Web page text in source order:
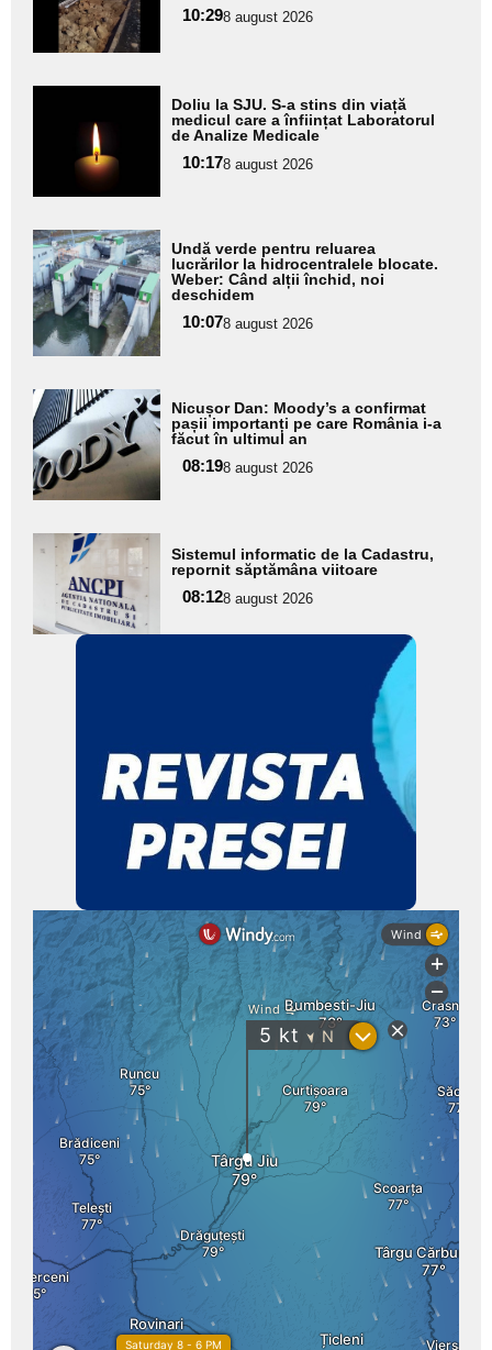
pentru
subtitlu
10:298 august 2026
aici textul
pentru
subtitlu
Doliu la SJU. S-a stins din viață
medicul care a înființat Laboratorul
de Analize Medicale
10:178 august 2026
Adaugă
aici textul
pentru
subtitlu
Undă verde pentru reluarea
lucrărilor la hidrocentralele blocate.
Weber: Când alții închid, noi
deschidem
10:078 august 2026
Adaugă
aici textul
pentru
subtitlu
Nicușor Dan: Moody’s a confirmat
pașii importanți pe care România i-a
făcut în ultimul an
08:198 august 2026
Adaugă
aici textul
pentru
subtitlu
Sistemul informatic de la Cadastru,
repornit săptămâna viitoare
08:128 august 2026